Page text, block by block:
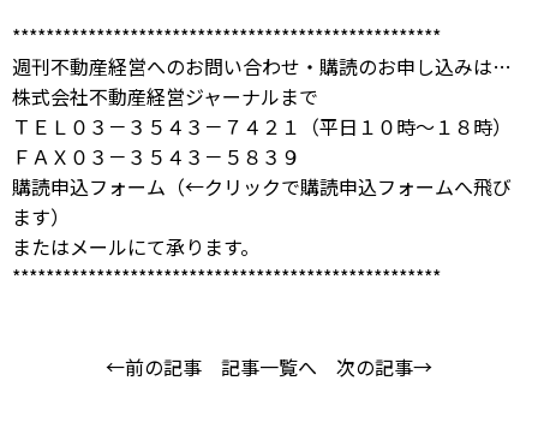
***************************************************
週刊不動産経営へのお問い合わせ・購読のお申し込みは…
株式会社不動産経営ジャーナルまで
ＴＥＬ０３－３５４３－７４２１（平日１０時～１８時）
ＦＡＸ０３－３５４３－５８３９
購読申込フォーム （←クリックで購読申込フォームへ飛び
ます）
またはメールにて承ります。
***************************************************
←前の記事 記事一覧へ 次の記事→